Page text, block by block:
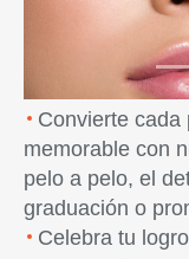
Convierte cada
memorable con
pelo a pelo, el
graduación o
Celebra tu